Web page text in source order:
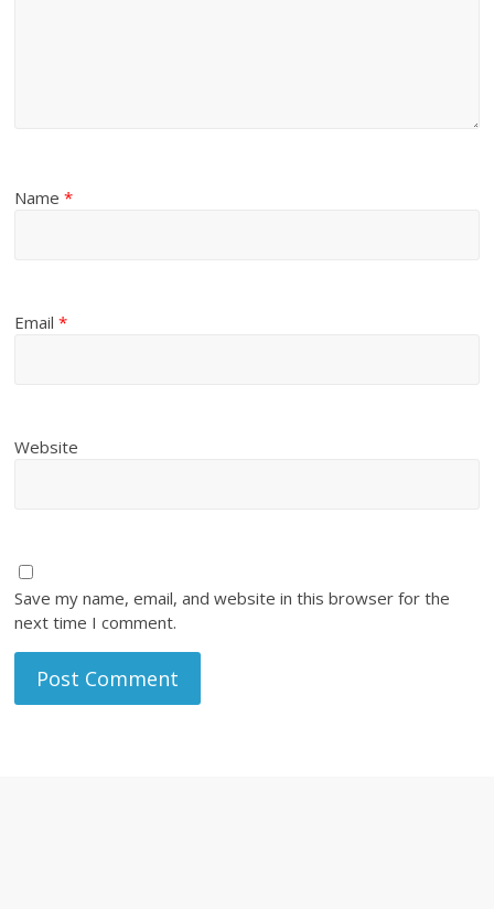
Name*
Email*
Website
Save my name, email, and website in this browser for the
next time I comment.